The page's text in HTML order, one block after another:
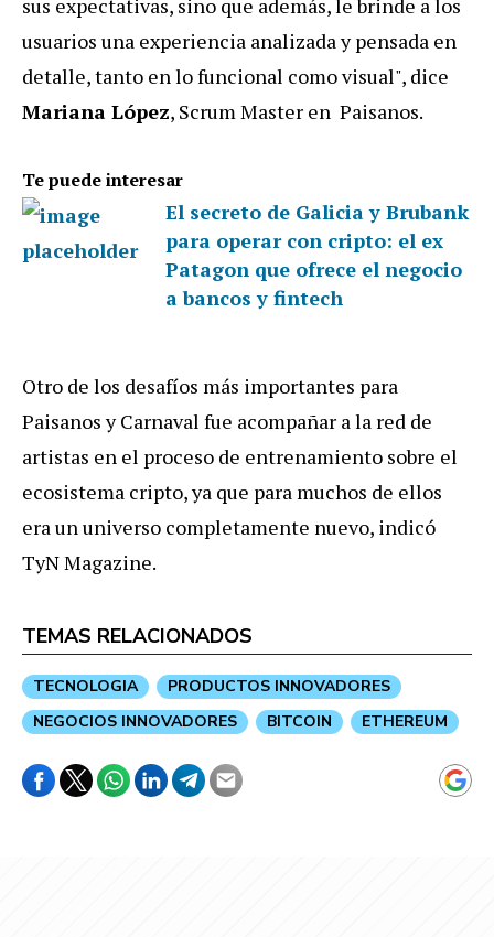
sus expectativas, sino que además, le brinde a los
usuarios una experiencia analizada y pensada en
detalle, tanto en lo funcional como visual", dice
Mariana López, Scrum Master en Paisanos.
Te puede interesar
El secreto de Galicia y Brubank
para operar con cripto: el ex
Patagon que ofrece el negocio
a bancos y fintech
Otro de los desafíos más importantes para
Paisanos y Carnaval fue acompañar a la red de
artistas en el proceso de entrenamiento sobre el
ecosistema cripto, ya que para muchos de ellos
era un universo completamente nuevo, indicó
TyN Magazine.
TEMAS RELACIONADOS
TECNOLOGIA
PRODUCTOS INNOVADORES
NEGOCIOS INNOVADORES
BITCOIN ETHEREUM